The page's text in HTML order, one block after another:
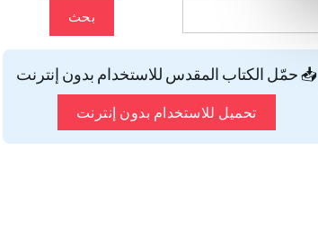
بحث
📥 حمّل الكتاب المقدس للاستخدام بدون إنترنت
تحميل للاستخدام بدون إنترنت